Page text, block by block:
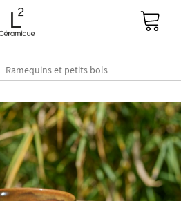
Ramequins et petits bols